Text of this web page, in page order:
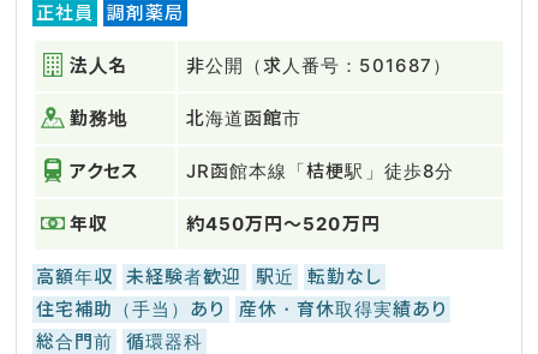
正社員 調剤薬局
法人名 非公開（求人番号：501687）
勤務地 北海道函館市
アクセス JR函館本線「桔梗駅」徒歩8分
年収 約450万円～520万円
高額年収 未経験者歓迎 駅近
転勤なし
住宅補助（手当）あり
産休・育休取得実績あり
総合門前
循環器科